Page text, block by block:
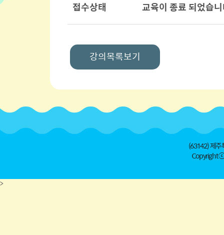
접수상태 교육이 종료 되었습
강의목록보기
(63142) 제주
Copyright
>